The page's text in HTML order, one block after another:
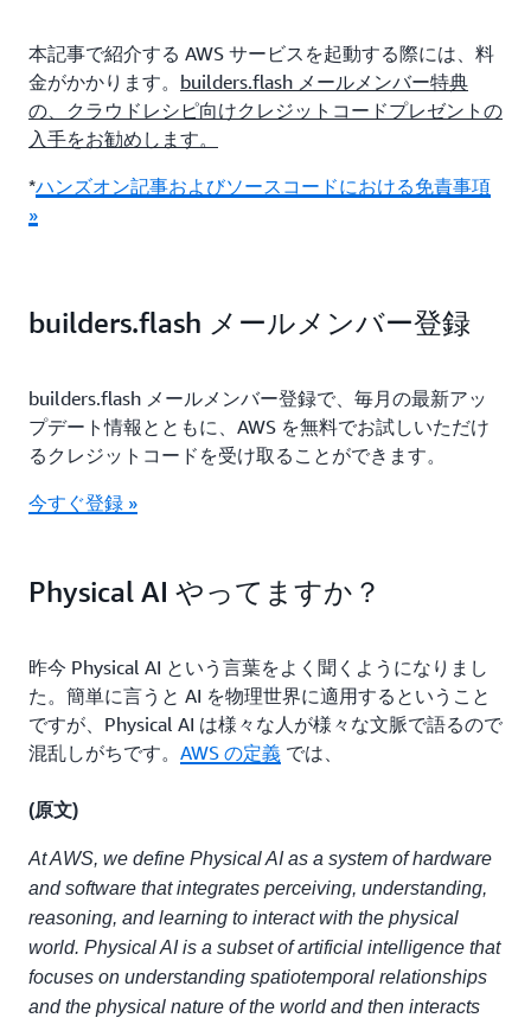
本記事で紹介する AWS サービスを起動する際には、料
金がかかります。 builders.flash メールメンバー特典
の、クラウドレシピ向けクレジットコードプレゼントの
入手をお勧めします。
*ハンズオン記事およびソースコードにおける免責事項
»
builders.flash メールメンバー登録
builders.flash メールメンバー登録で、毎月の最新アッ
プデート情報とともに、AWS を無料でお試しいただけ
るクレジットコードを受け取ることができます。
今すぐ登録 »
Physical AI やってますか？
昨今 Physical AI という言葉をよく聞くようになりまし
た。簡単に言うと AI を物理世界に適用するということ
ですが、Physical AI は様々な人が様々な文脈で語るので
混乱しがちです。 AWS の定義 では、
(原文)
At AWS, we define Physical AI as a system of hardware
and software that integrates perceiving, understanding,
reasoning, and learning to interact with the physical
world. Physical AI is a subset of artificial intelligence that
focuses on understanding spatiotemporal relationships
and the physical nature of the world and then interacts